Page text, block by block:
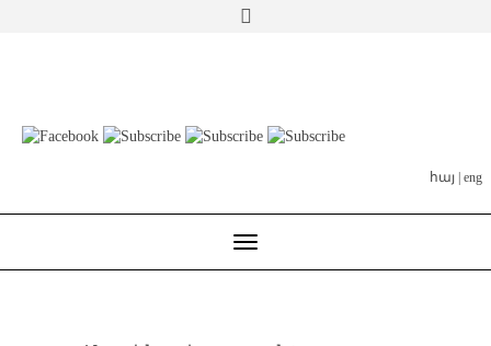
ՈՎ Է ԱՇՈՏ ՀՈՎՀԱՆՆԻՍՅԱՆԸ
հայ | eng
Toggle
Navigation